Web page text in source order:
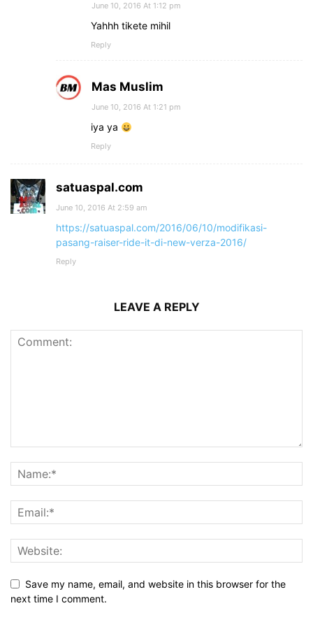
June 10, 2016 At 1:12 pm
Yahhh tikete mihil
Reply
Mas Muslim
June 10, 2016 At 1:21 pm
iya ya
Reply
satuaspal.com
June 10, 2016 At 2:59 am
https://satuaspal.com/2016/06/10/modifikasi-
pasang-raiser-ride-it-di-new-verza-2016/
Reply
LEAVE A REPLY
Save my name, email, and website in this browser for the
next time I comment.